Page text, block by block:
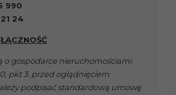
990
24
o gospodarce nieruchomościami
pkt 3. przed oglądnięciem
podpisać standardową umowę